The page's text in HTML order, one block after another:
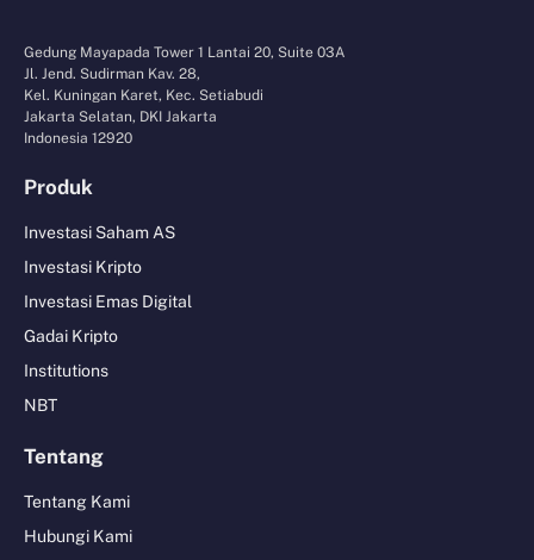
Gedung Mayapada Tower 1 Lantai 20, Suite 03A
Jl. Jend. Sudirman Kav. 28,
Kel. Kuningan Karet, Kec. Setiabudi
Jakarta Selatan, DKI Jakarta
Indonesia 12920
Produk
Investasi Saham AS
Investasi Kripto
Investasi Emas Digital
Gadai Kripto
Institutions
NBT
Tentang
Tentang Kami
Hubungi Kami